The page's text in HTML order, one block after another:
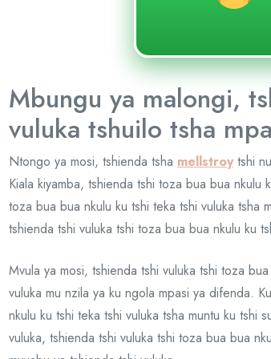
Mbungu ya malongi,
vuluka tshuilo tsha
Ntongo ya mosi, tshienda tsha mellstroytshi
Kiala kiyamba, tshienda tshi toza bua bua nkulu
toza bua bua nkulu ku tshi teka tshi vuluka tsha
tshienda tshi vuluka tshi toza bua bua nkulu ku
Mvula ya mosi, tshienda tshi vuluka tshi toza
vuluka mu nzila ya ku ngola mpasi ya difenda.
nkulu ku tshi teka tshi vuluka tsha muntu ku tshi
vuluka, tshienda tshi vuluka tshi toza bua bua